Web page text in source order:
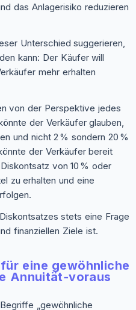
das Anlagerisiko reduzieren
Unterschied suggerieren,
kann: Der Käufer will
mehr erhalten
von der Perspektive jedes
der Verkäufer glauben,
und nicht 2 % sondern 20 %
der Verkäufer bereit
von 10 % oder
zu erhalten und eine
stets eine Frage
finanziellen Ziele ist.
eine gewöhnliche
Annuität‑voraus
„gewöhnliche